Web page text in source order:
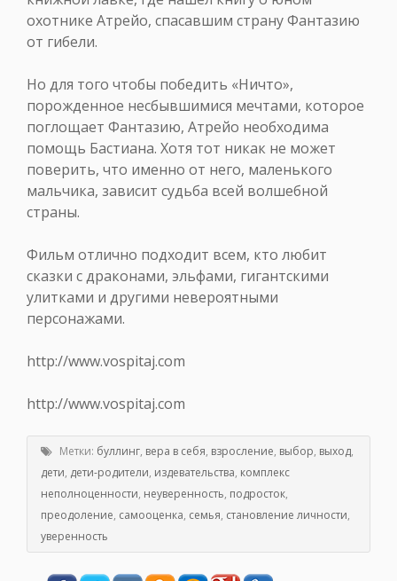
охотнике Атрейо, спасавшим страну Фантазию
от гибели.
Но для того чтобы победить «Ничто»,
порожденное несбывшимися мечтами, которое
поглощает Фантазию, Атрейо необходима
помощь Бастиана. Хотя тот никак не может
поверить, что именно от него, маленького
мальчика, зависит судьба всей волшебной
страны.
Фильм отлично подходит всем, кто любит
сказки с драконами, эльфами, гигантскими
улитками и другими невероятными
персонажами.
http://www.vospitaj.com
http://www.vospitaj.com
Метки: буллинг, вера в себя, взросление, выбор, выход,
дети, дети-родители, издевательства, комплекс
неполноценности, неуверенность, подросток,
преодоление, самооценка, семья, становление личности,
уверенность